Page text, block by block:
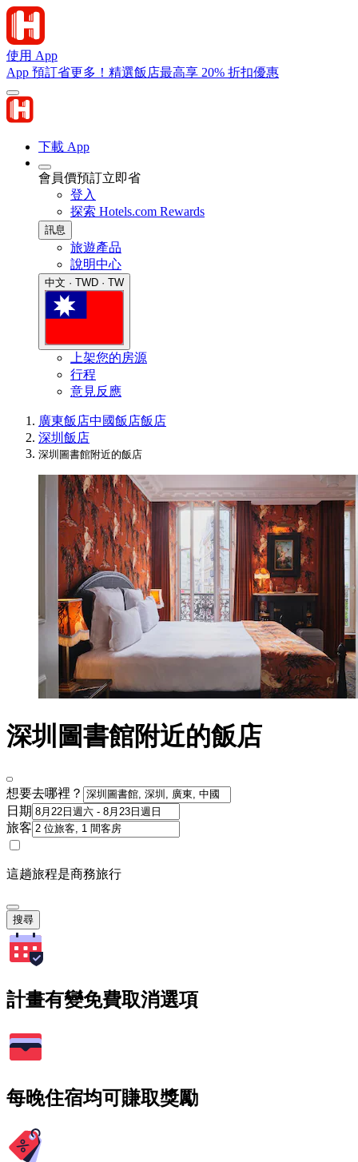
使用 App
App 預訂省更多！精選飯店最高享 20% 折扣優惠
下載 App
會員價預訂立即省
登入
探索 Hotels.com Rewards
訊息
旅遊產品
說明中心
中文 · TWD · TW
上架您的房源
行程
意見反應
廣東飯店中國飯店飯店
深圳飯店
深圳圖書館附近的飯店
深圳圖書館附近的飯店
想要去哪裡？
日期
旅客
這趟旅程是商務旅行
搜尋
計畫有變免費取消選項
每晚住宿均可賺取獎勵